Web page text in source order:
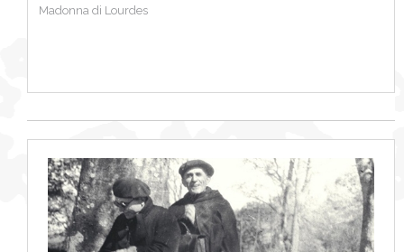
Madonna di Lourdes